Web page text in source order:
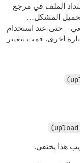
الملف في مرجع
المشكل…
– حتى عند استخدام
أخرى، قمت بتغيير
هذا يختفي.